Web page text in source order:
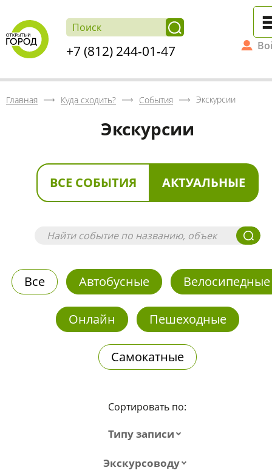
+7 (812) 244-01-47
Главная Куда сходить? События Экскурсии
Экскурсии
ВСЕ СОБЫТИЯ АКТУАЛЬНЫЕ
Все Автобусные Велосипедные
Онлайн Пешеходные
Самокатные
Сортировать по:
Типу записи
Экскурсоводу